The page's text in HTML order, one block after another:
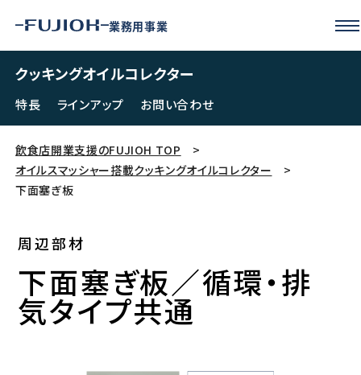
業務用事業
クッキングオイルコレクター
特長 ラインアップ お問い合わせ
飲食店開業支援のFUJIOH TOP
オイルスマッシャー搭載クッキングオイルコレクター
下面塞ぎ板
周辺部材
下面塞ぎ板／循環・排
気タイプ共通